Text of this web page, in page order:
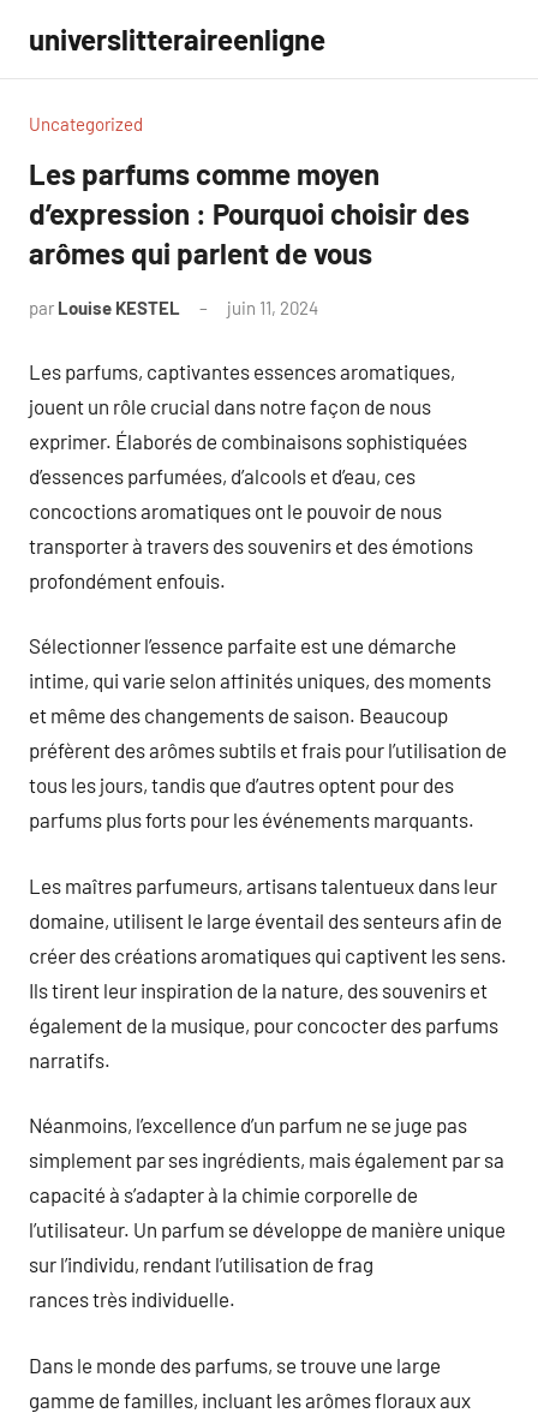
contenu
universlitteraireenligne
Uncategorized
Les parfums comme moyen
d’expression : Pourquoi choisir des
arômes qui parlent de vous
par Louise KESTEL juin 11, 2024
Les parfums, captivantes essences aromatiques,
jouent un rôle crucial dans notre façon de nous
exprimer. Élaborés de combinaisons sophistiquées
d’essences parfumées, d’alcools et d’eau, ces
concoctions aromatiques ont le pouvoir de nous
transporter à travers des souvenirs et des émotions
profondément enfouis.
Sélectionner l’essence parfaite est une démarche
intime, qui varie selon affinités uniques, des moments
et même des changements de saison. Beaucoup
préfèrent des arômes subtils et frais pour l’utilisation de
tous les jours, tandis que d’autres optent pour des
parfums plus forts pour les événements marquants.
Les maîtres parfumeurs, artisans talentueux dans leur
domaine, utilisent le large éventail des senteurs afin de
créer des créations aromatiques qui captivent les sens.
Ils tirent leur inspiration de la nature, des souvenirs et
également de la musique, pour concocter des parfums
narratifs.
Néanmoins, l’excellence d’un parfum ne se juge pas
simplement par ses ingrédients, mais également par sa
capacité à s’adapter à la chimie corporelle de
l’utilisateur. Un parfum se développe de manière unique
sur l’individu, rendant l’utilisation de frag
rances très individuelle.
Dans le monde des parfums, se trouve une large
gamme de familles, incluant les arômes floraux aux